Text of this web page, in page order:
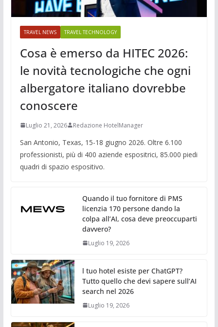
TRAVEL NEWS TRAVEL TECHNOLOGY
Cosa è emerso da HITEC 2026:
le novità tecnologiche che ogni
albergatore italiano dovrebbe
conoscere
Luglio 21, 2026 Redazione HotelManager
San Antonio, Texas, 15-18 giugno 2026. Oltre 6.100
professionisti, più di 400 aziende espositrici, 85.000 piedi
quadri di spazio espositivo.
Quando il tuo fornitore di PMS
licenzia 170 persone dando la
colpa all’AI, cosa deve preoccuparti
davvero?
Luglio 19, 2026
l tuo hotel esiste per ChatGPT?
Tutto quello che devi sapere sull’AI
search nel 2026
Luglio 19, 2026